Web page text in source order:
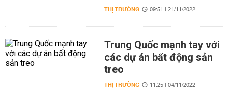
THỊ TRƯỜNG 09:51 | 21/11/2022
Trung Quốc mạnh tay với
các dự án bất động sản
treo
THỊ TRƯỜNG 11:25 | 04/11/2022